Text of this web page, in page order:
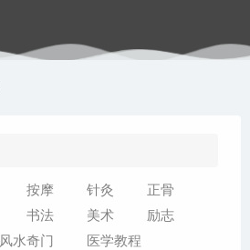
按摩 针灸
正骨
书法 美术
励志
风水奇门
医学教程